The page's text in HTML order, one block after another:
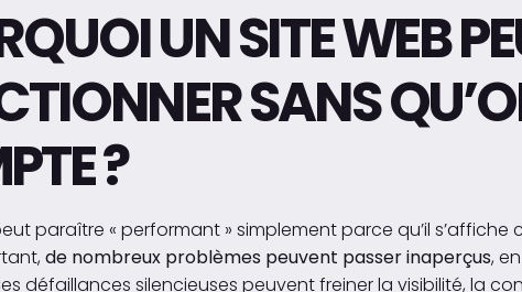
UN SITE WEB
SANS
?
paraître « performant » simplement parce qu’il
de nombreux problèmes peuvent passer inaperçus,
défaillances silencieuses peuvent freiner la visibilité, la